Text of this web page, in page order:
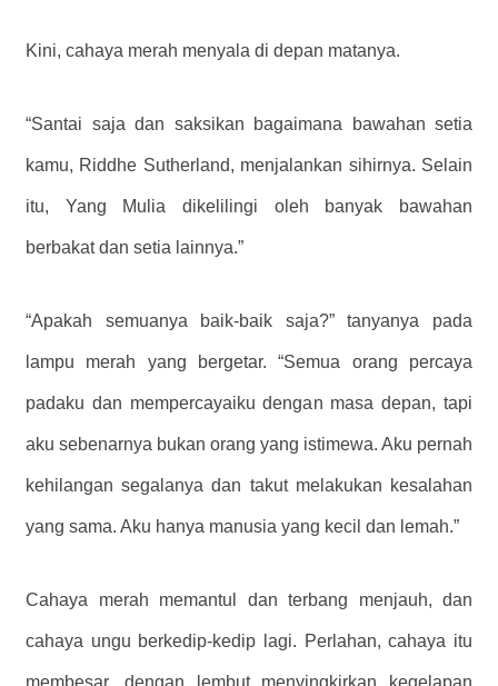
Kini, cahaya merah menyala di depan matanya.
“Santai saja dan saksikan bagaimana bawahan setia
kamu, Riddhe Sutherland, menjalankan sihirnya. Selain
itu, Yang Mulia dikelilingi oleh banyak bawahan
berbakat dan setia lainnya.”
“Apakah semuanya baik-baik saja?” tanyanya pada
lampu merah yang bergetar. “Semua orang percaya
padaku dan mempercayaiku dengan masa depan, tapi
aku sebenarnya bukan orang yang istimewa. Aku pernah
kehilangan segalanya dan takut melakukan kesalahan
yang sama. Aku hanya manusia yang kecil dan lemah.”
Cahaya merah memantul dan terbang menjauh, dan
cahaya ungu berkedip-kedip lagi. Perlahan, cahaya itu
membesar, dengan lembut menyingkirkan kegelapan